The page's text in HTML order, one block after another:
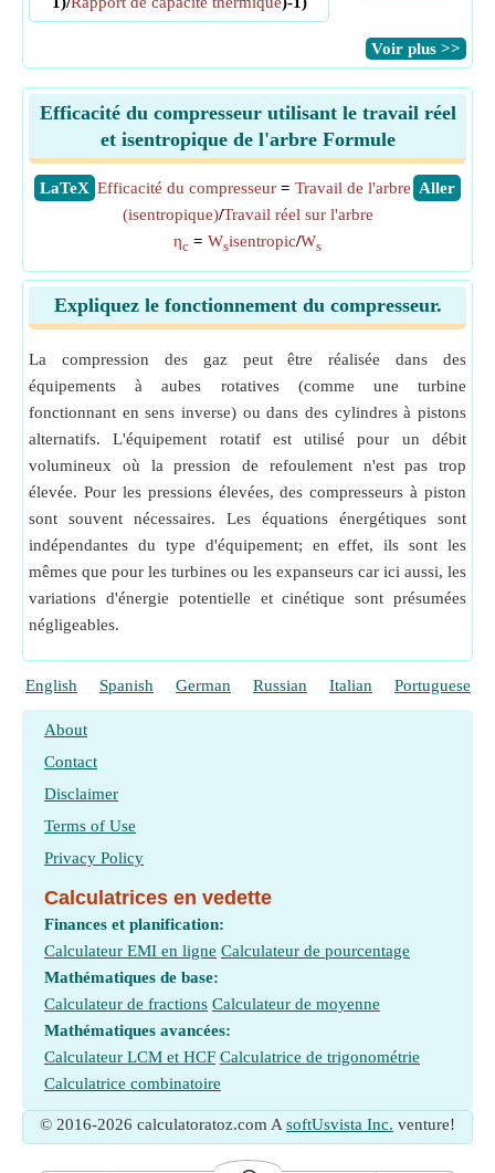
​Voir plus >>
Efficacité du compresseur utilisant le travail réel
et isentropique de l'arbre Formule
​LaTeX ​Aller
Efficacité du compresseur = Travail de l'arbre
(isentropique)/Travail réel sur l'arbre
ηc = Wsisentropic/Ws
Expliquez le fonctionnement du compresseur.
La compression des gaz peut être réalisée dans des
équipements à aubes rotatives (comme une turbine
fonctionnant en sens inverse) ou dans des cylindres à pistons
alternatifs. L'équipement rotatif est utilisé pour un débit
volumineux où la pression de refoulement n'est pas trop
élevée. Pour les pressions élevées, des compresseurs à piston
sont souvent nécessaires. Les équations énergétiques sont
indépendantes du type d'équipement; en effet, ils sont les
mêmes que pour les turbines ou les expanseurs car ici aussi, les
variations d'énergie potentielle et cinétique sont présumées
négligeables.
English Spanish German Russian Italian Portuguese
About
Contact
Disclaimer
Terms of Use
Privacy Policy
Calculatrices en vedette
Finances et planification:
Calculateur EMI en ligne Calculateur de pourcentage
Mathématiques de base:
Calculateur de fractions Calculateur de moyenne
Mathématiques avancées:
Calculateur LCM et HCF Calculatrice de trigonométrie
Calculatrice combinatoire
© 2016-2026 calculatoratoz.com A softUsvista Inc. venture!